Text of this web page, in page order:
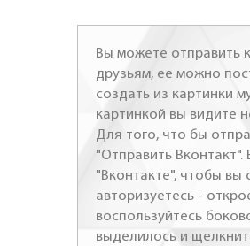
Вы можете отправить
друзьям, ее можно
создать из картинки
картинкой вы видите
Для того, что бы
"Отправить
"Вконтакте", чтобы вы
авторизуетесь -
воспользуйтесь
выделилось и